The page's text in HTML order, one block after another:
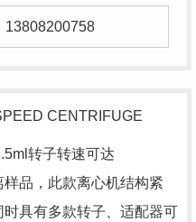
13808200758
CENTRIFUGE
转子转速可达
品，此款离心机结构紧
具有多款转子、适配器可